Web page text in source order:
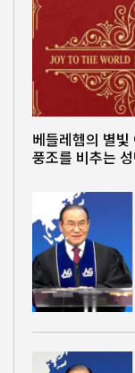
베들레헴의 별
풍조를 비추는